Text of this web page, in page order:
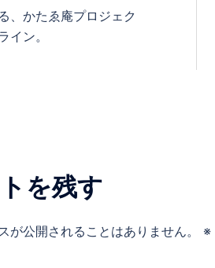
、かたゑ庵プロジェク
イン。
を残す
が公開されることはありません。 ※